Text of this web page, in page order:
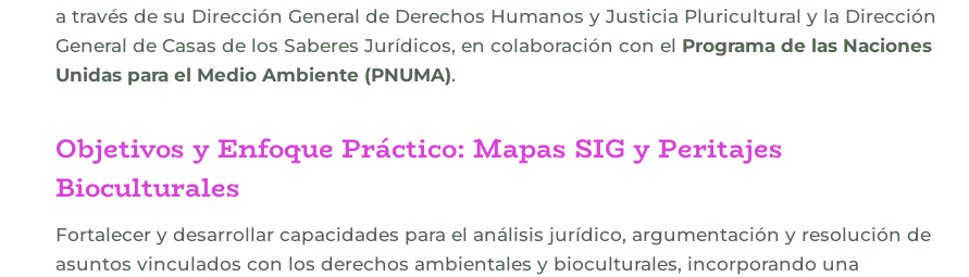
a través de su Dirección General de Derechos Humanos y Justicia Pluricultural y la Dirección
General de Casas de los Saberes Jurídicos, en colaboración con el Programa de las Naciones
Unidas para el Medio Ambiente (PNUMA).
Objetivos y Enfoque Práctico: Mapas SIG y Peritajes
Bioculturales
Fortalecer y desarrollar capacidades para el análisis jurídico, argumentación y resolución de
asuntos vinculados con los derechos ambientales y bioculturales, incorporando una